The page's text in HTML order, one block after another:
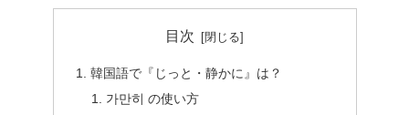
目次
韓国語で『じっと・静かに』は？
가만히 の使い方